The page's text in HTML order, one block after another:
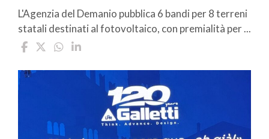
L'Agenzia del Demanio pubblica 6 bandi per 8 terreni
statali destinati al fotovoltaico, con premialità per ...